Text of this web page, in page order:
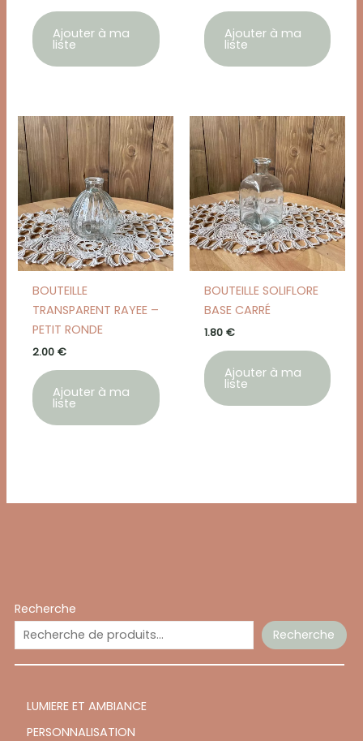
Recherche
Recherche
LUMIERE ET AMBIANCE
PERSONNALISATION
Ajouter à ma
liste
Ajouter à ma
liste
BOUTEILLE
TRANSPARENT RAYEE –
PETIT RONDE
2.00 €
Ajouter à ma
liste
BOUTEILLE SOLIFLORE
BASE CARRÉ
1.80 €
Ajouter à ma
liste